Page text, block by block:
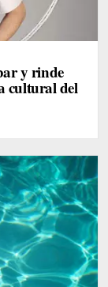
y rinde
cultural del